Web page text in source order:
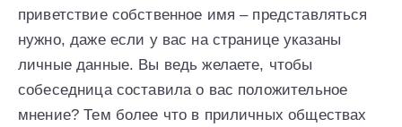
приветствие собственное имя – представляться
нужно, даже если у вас на странице указаны
личные данные. Вы ведь желаете, чтобы
собеседница составила о вас положительное
мнение? Тем более что в приличных обществах